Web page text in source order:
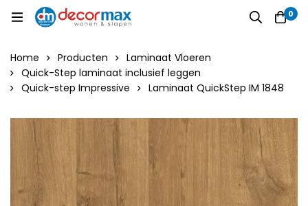
0
Home Producten
Laminaat Vloeren
Quick-Step laminaat inclusief leggen
Quick-step Impressive
Laminaat QuickStep IM 1848